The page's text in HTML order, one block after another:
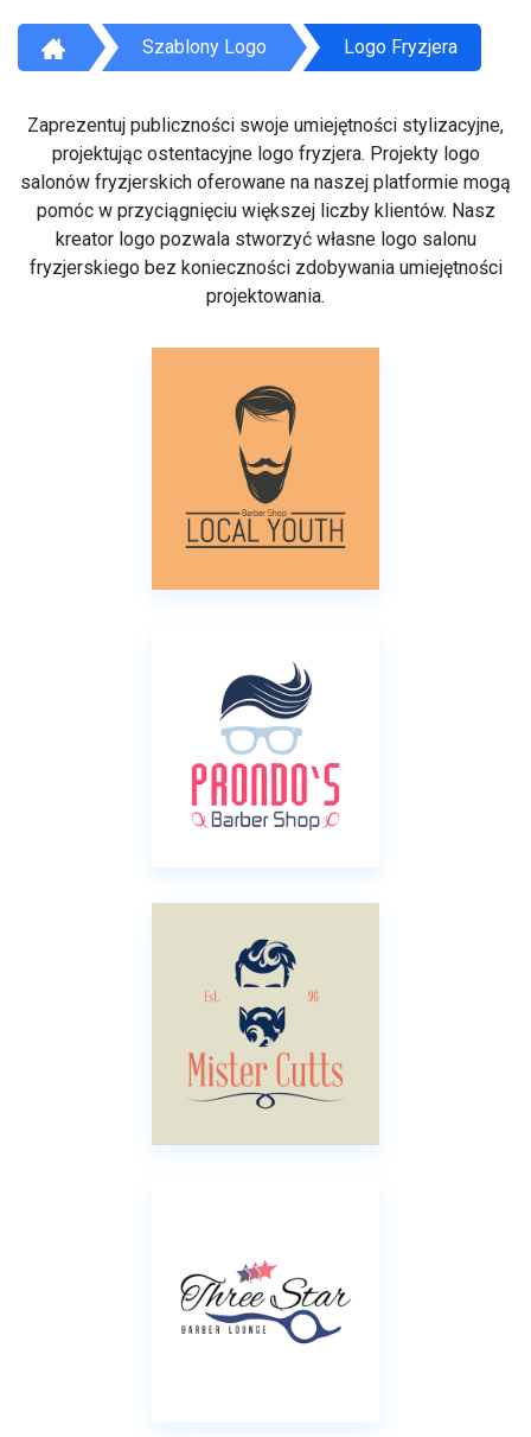
Szablony Logo Logo Fryzjera
Zaprezentuj publiczności swoje umiejętności stylizacyjne,
projektując ostentacyjne logo fryzjera. Projekty logo
salonów fryzjerskich oferowane na naszej platformie mogą
pomóc w przyciągnięciu większej liczby klientów. Nasz
kreator logo pozwala stworzyć własne logo salonu
fryzjerskiego bez konieczności zdobywania umiejętności
projektowania.